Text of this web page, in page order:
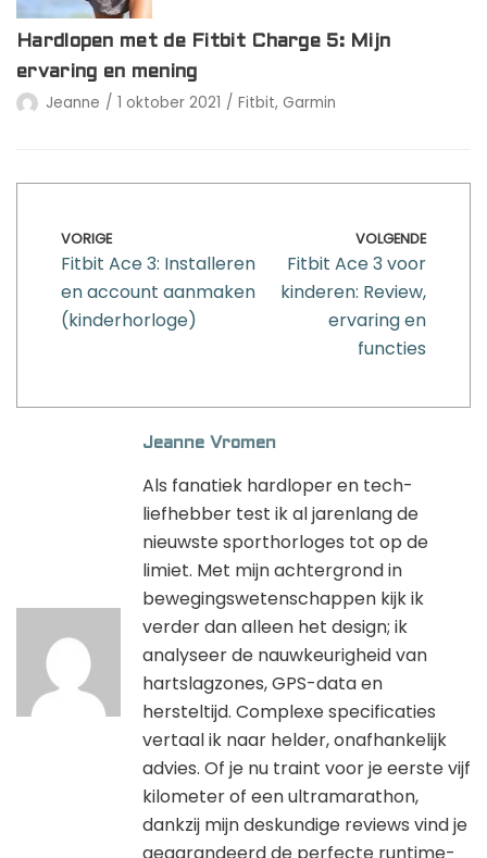
Hardlopen met de Fitbit Charge 5: Mijn
ervaring en mening
Jeanne 1 oktober 2021 Fitbit, Garmin
VORIGE
Fitbit Ace 3: Installeren
en account aanmaken
(kinderhorloge)
VOLGENDE
Fitbit Ace 3 voor
kinderen: Review,
ervaring en
functies
Jeanne Vromen
Als fanatiek hardloper en tech-
liefhebber test ik al jarenlang de
nieuwste sporthorloges tot op de
limiet. Met mijn achtergrond in
bewegingswetenschappen kijk ik
verder dan alleen het design; ik
analyseer de nauwkeurigheid van
hartslagzones, GPS-data en
hersteltijd. Complexe specificaties
vertaal ik naar helder, onafhankelijk
advies. Of je nu traint voor je eerste vijf
kilometer of een ultramarathon,
dankzij mijn deskundige reviews vind je
gegarandeerd de perfecte runtime-